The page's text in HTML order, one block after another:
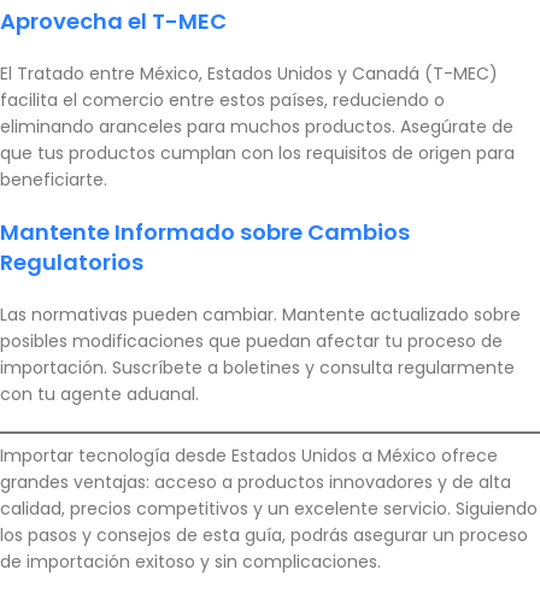
Aprovecha el T-MEC
El Tratado entre México, Estados Unidos y Canadá (T-MEC)
facilita el comercio entre estos países, reduciendo o
eliminando aranceles para muchos productos. Asegúrate de
que tus productos cumplan con los requisitos de origen para
beneficiarte.
Mantente Informado sobre Cambios
Regulatorios
Las normativas pueden cambiar. Mantente actualizado sobre
posibles modificaciones que puedan afectar tu proceso de
importación. Suscríbete a boletines y consulta regularmente
con tu agente aduanal.
Importar tecnología desde Estados Unidos a México ofrece
grandes ventajas: acceso a productos innovadores y de alta
calidad, precios competitivos y un excelente servicio. Siguiendo
los pasos y consejos de esta guía, podrás asegurar un proceso
de importación exitoso y sin complicaciones.